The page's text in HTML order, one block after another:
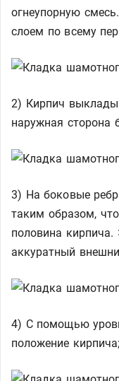
огнеупорную
слоем по всему
2) Кирпич
наружная сторона
3) На боковые
таким образом,
половина кирпича.
аккуратный
4) С помощью
положение кирпича;